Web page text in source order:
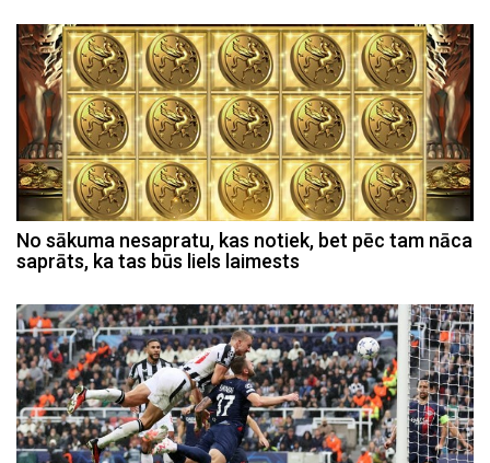
No sākuma nesapratu, kas notiek, bet pēc tam nāca
saprāts, ka tas būs liels laimests